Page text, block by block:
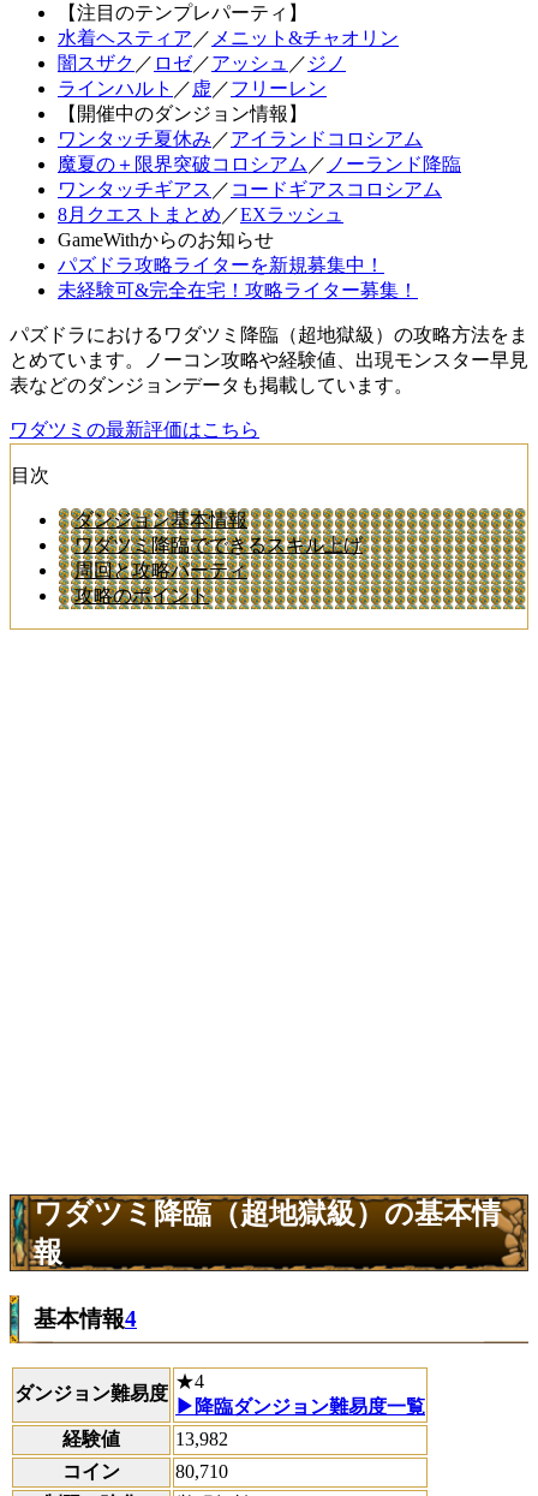
【注目のテンプレパーティ】
水着ヘスティア ／ メニット&チャオリン
闇スザク ／ ロゼ／アッシュ ／ ジノ
ラインハルト ／ 虚 ／フリーレン
【開催中のダンジョン情報】
ワンタッチ夏休み ／アイランドコロシアム
魔夏の＋限界突破コロシアム ／ ノーランド降臨
ワンタッチギアス ／ コードギアスコロシアム
8月クエストまとめ ／EXラッシュ
GameWithからのお知らせ
パズドラ攻略ライターを新規募集中！
未経験可&完全在宅！攻略ライター募集！
パズドラにおけるワダツミ降臨（超地獄級）の攻略方法をま
とめています。ノーコン攻略や経験値、出現モンスター早見
表などのダンジョンデータも掲載しています。
ワダツミの最新評価はこちら
目次
ダンジョン基本情報
ワダツミ降臨でできるスキル上げ
周回と攻略パーティ
攻略のポイント
ワダツミ降臨（超地獄級）の基本情
報
基本情報4
ダンジョン難易度
★4
▶降臨ダンジョン難易度一覧
経験値
13,982
コイン
80,710